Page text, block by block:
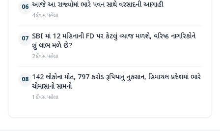
06 આજે આ રાજ્યોમાં ભારે પવન સાથે વરસાદની આગાહી
4 દિવસ પહેલા
07 SBI માં 12 મહિનાની FD પર કેટલું વ્યાજ મળશે, વરિષ્ઠ નાગરિકોને
શું લાભ મળે છે?
2 દિવસ પહેલા
08 142 લોકોના મોત, 797 કરોડ રૂપિયાનું નુકસાન, હિમાચલ પ્રદેશમાં ભારે
ચોમાસાનો સામનો
1 દિવસ પહેલા